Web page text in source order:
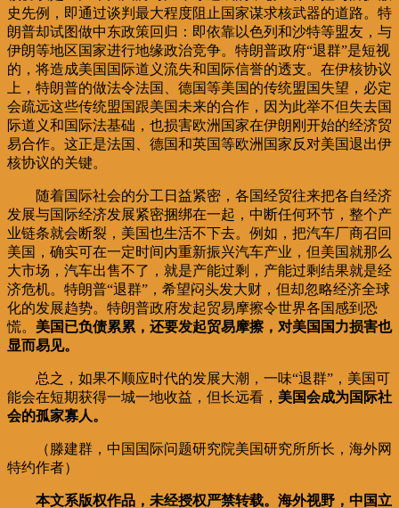
史先例，即通过谈判最大程度阻止国家谋求核武器的道路。特
朗普却试图做中东政策回归：即依靠以色列和沙特等盟友，与
伊朗等地区国家进行地缘政治竞争。特朗普政府“退群”是短视
的，将造成美国国际道义流失和国际信誉的透支。在伊核协议
上，特朗普的做法令法国、德国等美国的传统盟国失望，必定
会疏远这些传统盟国跟美国未来的合作，因为此举不但失去国
际道义和国际法基础，也损害欧洲国家在伊朗刚开始的经济贸
易合作。这正是法国、德国和英国等欧洲国家反对美国退出伊
核协议的关键。
随着国际社会的分工日益紧密，各国经贸往来把各自经济
发展与国际经济发展紧密捆绑在一起，中断任何环节，整个产
业链条就会断裂，美国也生活不下去。例如，把汽车厂商召回
美国，确实可在一定时间内重新振兴汽车产业，但美国就那么
大市场，汽车出售不了，就是产能过剩，产能过剩结果就是经
济危机。特朗普“退群”，希望闷头发大财，但却忽略经济全球
化的发展趋势。特朗普政府发起贸易摩擦令世界各国感到恐
慌。 美国已负债累累，还要发起贸易摩擦，对美国国力损害也
显而易见。
总之，如果不顺应时代的发展大潮，一味“退群”，美国可
能会在短期获得一城一地收益，但长远看， 美国会成为国际社
会的孤家寡人。
（滕建群，中国国际问题研究院美国研究所所长，海外网
特约作者）
本文系版权作品，未经授权严禁转载。海外视野，中国立